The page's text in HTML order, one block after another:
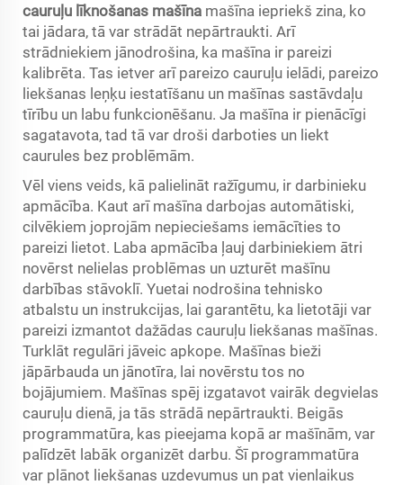
cauruļu līknošanas mašīna mašīna iepriekš zina, ko
tai jādara, tā var strādāt nepārtraukti. Arī
strādniekiem jānodrošina, ka mašīna ir pareizi
kalibrēta. Tas ietver arī pareizo cauruļu ielādi, pareizo
liekšanas leņķu iestatīšanu un mašīnas sastāvdaļu
tīrību un labu funkcionēšanu. Ja mašīna ir pienācīgi
sagatavota, tad tā var droši darboties un liekt
caurules bez problēmām.
Vēl viens veids, kā palielināt ražīgumu, ir darbinieku
apmācība. Kaut arī mašīna darbojas automātiski,
cilvēkiem joprojām nepieciešams iemācīties to
pareizi lietot. Laba apmācība ļauj darbiniekiem ātri
novērst nelielas problēmas un uzturēt mašīnu
darbības stāvoklī. Yuetai nodrošina tehnisko
atbalstu un instrukcijas, lai garantētu, ka lietotāji var
pareizi izmantot dažādas cauruļu liekšanas mašīnas.
Turklāt regulāri jāveic apkope. Mašīnas bieži
jāpārbauda un jānotīra, lai novērstu tos no
bojājumiem. Mašīnas spēj izgatavot vairāk degvielas
cauruļu dienā, ja tās strādā nepārtraukti. Beigās
programmatūra, kas pieejama kopā ar mašīnām, var
palīdzēt labāk organizēt darbu. Šī programmatūra
var plānot liekšanas uzdevumus un pat vienlaikus